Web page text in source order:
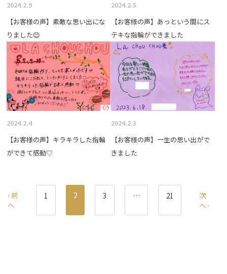
2024.2.9
【お客様の声】素敵な思い出にな
りました😊
2024.2.5
【お客様の声】あっという間にス
テキな指輪ができました
2024.2.4
【お客様の声】キラキラした指輪
ができて感動♡
2024.2.3
【お客様の声】一生の思い出がで
きました
‹ 前
へ
1 2 3 … 21
次
へ ›